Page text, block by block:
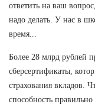
ответить на ваш
надо делать. У нас в
время...
Более 28 млрд рублей
сберсертификаты,
страхования вкладов.
способность